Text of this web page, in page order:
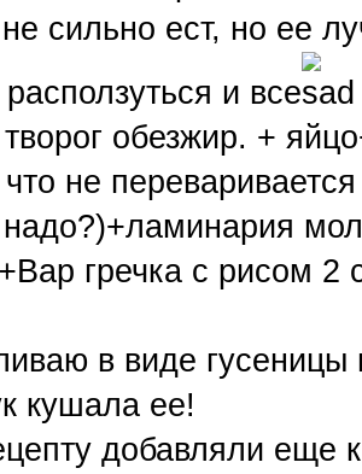
сильно ест, но ее
и все
обезжир. +
не
гречка с рисом 2
в виде
кушала ее!
добавляли еще